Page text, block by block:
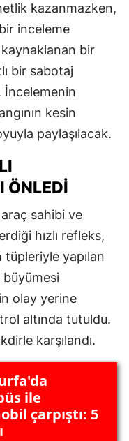
kazanmazken,
inceleme
bir
bir sabotaj
İncelemenin
kesin
paylaşılacak.
ÖNLEDI
araç sahibi ve
hızlı refleks,
tüpleriyle yapılan
büyümesi
olay yerine
altında tutuldu.
karşılandı.
ile
çarpıştı: 5